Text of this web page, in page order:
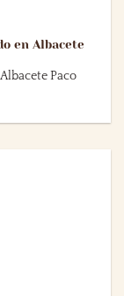
en Albacete
Paco